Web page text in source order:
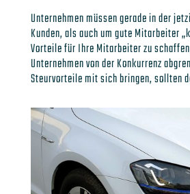
Unternehmen müssen gerade in der
Kunden, als auch um gute Mitarbeiter
Vorteile für Ihre Mitarbeiter zu
Unternehmen von der Konkurrenz
Steurvorteile mit sich bringen, sollten